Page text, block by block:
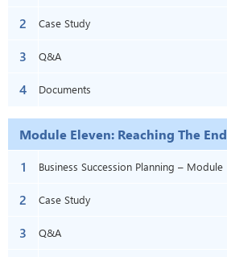
Ten: Overcoming Roadblocks
2 Case Study
3 Q&A
4 Documents
Module Eleven: Reaching The End
1
Business Succession Planning – Module
Eleven: Reaching The End
2 Case Study
3 Q&A